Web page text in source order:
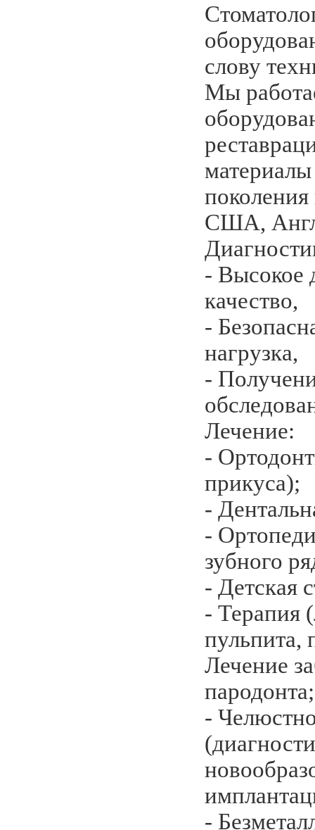
слову
Мы
поколения
США,
- Высокое
качество,
-
нагрузка,
-
Лечение:
-
прикуса);
-
-
зубного
- Детская
- Терапия
пульпита,
Лечение
пародонта;
-
-